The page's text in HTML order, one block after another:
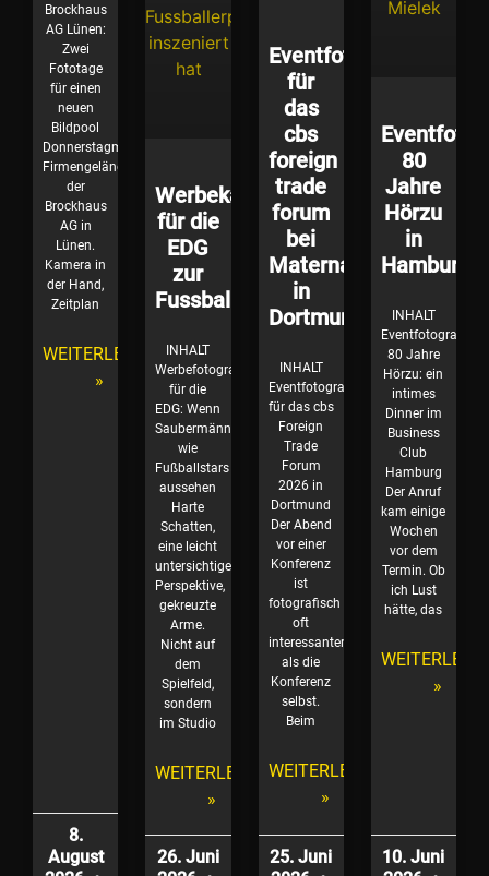
Brockhaus
AG Lünen:
Zwei
Fototage
für einen
neuen
Bildpool
Donnerstagmorgen,
Firmengelände
der
Brockhaus
AG in
Lünen.
Kamera in
der Hand,
Zeitplan
WEITERLESEN
»
8.
August
Werbekampagne
für die
EDG
zur
Fussballzeit
INHALT
Werbefotografie
für die
EDG: Wenn
Saubermänner
wie
Fußballstars
aussehen
Harte
Schatten,
eine leicht
untersichtige
Perspektive,
gekreuzte
Arme.
Nicht auf
dem
Spielfeld,
sondern
im Studio
WEITERLESEN
»
26. Juni
Eventfotografie
für
das
cbs
foreign
trade
forum
bei
Materna
in
Dortmund
INHALT
Eventfotografie
für das cbs
Foreign
Trade
Forum
2026 in
Dortmund
Der Abend
vor einer
Konferenz
ist
fotografisch
oft
interessanter
als die
Konferenz
selbst.
Beim
WEITERLESEN
»
25. Juni
80
Jahre
Hörzu
in
Hamburg
INHALT
Eventfotografie
80 Jahre
Hörzu: ein
intimes
Dinner im
Business
Club
Hamburg
Der Anruf
kam einige
Wochen
vor dem
Termin. Ob
ich Lust
hätte, das
»
10. Juni